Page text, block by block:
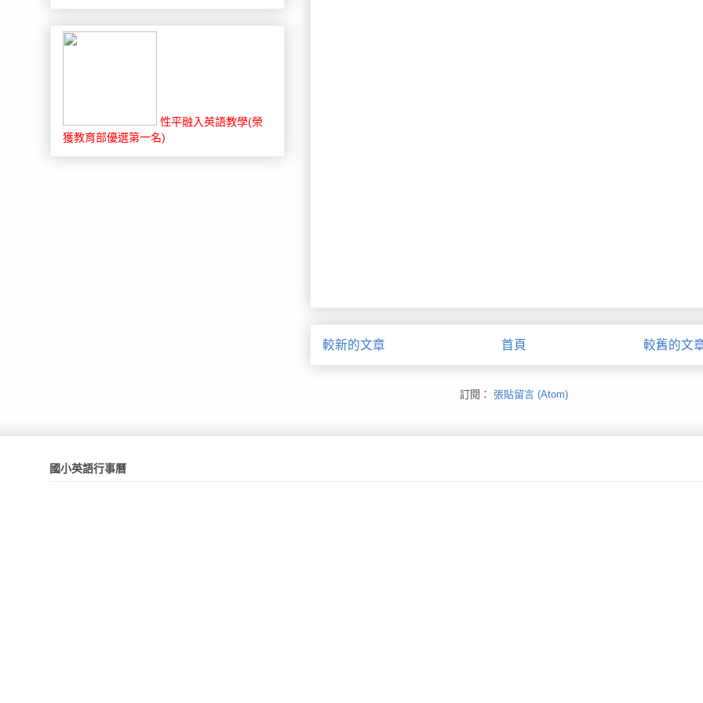
較新的文章 較舊的文
首頁
訂閱： 張貼留言 (Atom)
性平融入英語教學(榮
獲教育部優選第一名)
國小英語行事曆